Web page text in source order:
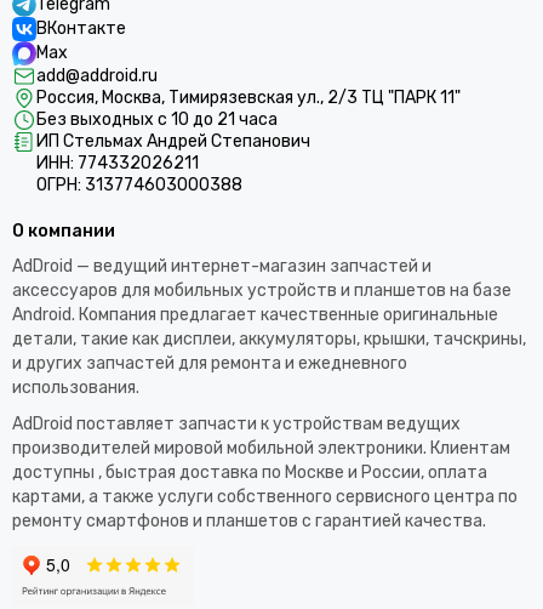
Telegram
ВКонтакте
Max
add@addroid.ru
Россия, Москва, Тимирязевская ул., 2/3 ТЦ "ПАРК 11"
Без выходных с 10 до 21 часа
ИП Стельмах Андрей Степанович
ИНН: 774332026211
ОГРН: 313774603000388
О компании
AdDroid — ведущий интернет-магазин запчастей и
аксессуаров для мобильных устройств и планшетов на базе
Android. Компания предлагает качественные оригинальные
детали, такие как дисплеи, аккумуляторы, крышки, тачскрины,
и других запчастей для ремонта и ежедневного
использования.​
AdDroid поставляет запчасти к устройствам ведущих
производителей мировой мобильной электроники. Клиентам
доступны , быстрая доставка по Москве и России, оплата
картами, а также услуги собственного сервисного центра по
ремонту смартфонов и планшетов с гарантией качества.